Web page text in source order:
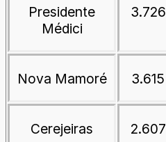
Presidente
Médici
3.726
Nova Mamoré 3.615
Cerejeiras 2.607